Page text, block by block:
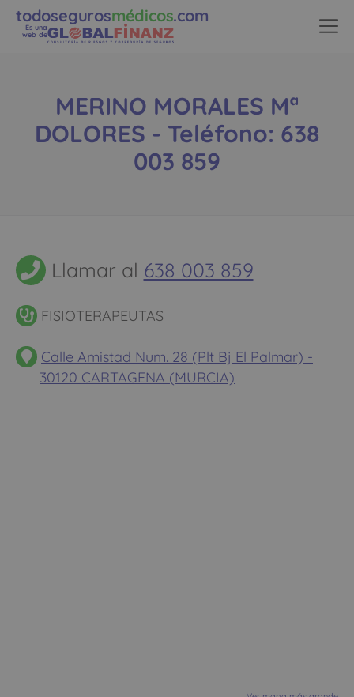
todosegurosmédicos.com
Es una
web de
MERINO MORALES Mª
DOLORES - Teléfono: 638
003 859
Llamar al 638 003 859
FISIOTERAPEUTAS
Calle Amistad Num. 28 (Plt Bj El Palmar) -
30120 CARTAGENA (MURCIA)